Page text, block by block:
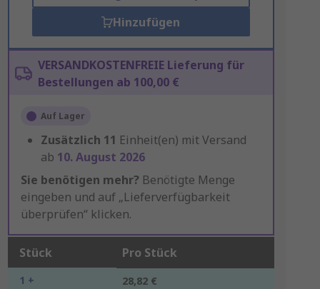
Hinzufügen
VERSANDKOSTENFREIE Lieferung für
Bestellungen ab 100,00 €
Auf Lager
Zusätzlich 11 Einheit(en) mit Versand
ab 10. August 2026
Sie benötigen mehr? Benötigte Menge
eingeben und auf „Lieferverfügbarkeit
überprüfen“ klicken.
Stück Pro Stück
1 + 28,82 €